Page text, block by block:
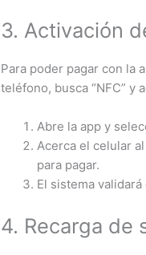
3. Activación
Para poder pagar con la
teléfono, busca “NFC” y
Abre la app y
Acerca el celular
para pagar.
El sistema
4. Recarga de